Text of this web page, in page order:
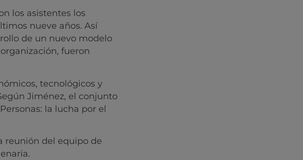
los asistentes los
nueve años. Así
de un nuevo modelo
fueron
tecnológicos y
Jiménez, el conjunto
la lucha por el
reunión del equipo de